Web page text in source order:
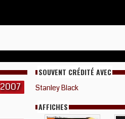
2007
SOUVENT CRÉDITÉ AVEC
Stanley Black
AFFICHES